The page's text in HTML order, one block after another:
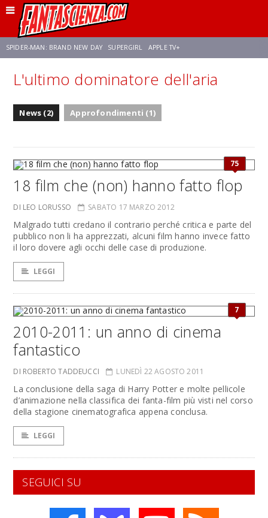
SPIDER-MAN: BRAND NEW DAY SUPERGIRL APPLE TV+
FRANCO RICCIARDIELLO ZENDAYA STAR TREK AVENGERS: DOOMSDAY
L'ultimo dominatore dell'aria
News (2) Approfondimenti (1)
75
18 film che (non) hanno fatto flop
DI LEO LORUSSO SABATO 17 MARZO 2012
Malgrado tutti credano il contrario perché critica e parte del
pubblico non li ha apprezzati, alcuni film hanno invece fatto
il loro dovere agli occhi delle case di produzione.
LEGGI
7
2010-2011: un anno di cinema
fantastico
DI ROBERTO TADDEUCCI LUNEDÌ 22 AGOSTO 2011
La conclusione della saga di Harry Potter e molte pellicole
d’animazione nella classifica dei fanta-film più visti nel corso
della stagione cinematografica appena conclusa.
LEGGI
SEGUICI SU